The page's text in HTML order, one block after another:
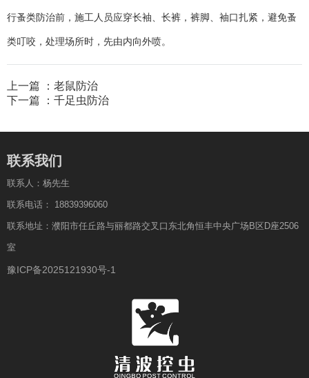
行蚤类防治前，施工人员应穿长袖、长裤，裤脚、袖口扎紧，避免蚤
类叮咬，处理场所时，先由内向外喷。
上一篇 ： 老鼠防治
下一篇 ： 千足虫防治
联系我们
联系人：杨先生
联系电话： 18839396060
联系地址：濮阳市任丘路与丽都路交叉口东北角恒丰中央广场B区D座2506
室
豫ICP备2025121930号-1